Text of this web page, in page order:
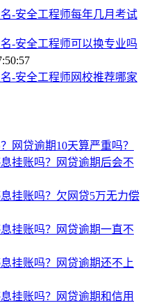
-安全工程师每年几月考试
-安全工程师可以换专业吗
-安全工程师网校推荐哪家
网贷逾期10天算严重吗？
挂账吗？网贷逾期后会不
挂账吗？欠网贷5万无力偿
挂账吗？网贷逾期一直不
挂账吗？网贷逾期还不上
挂账吗？网贷逾期和信用